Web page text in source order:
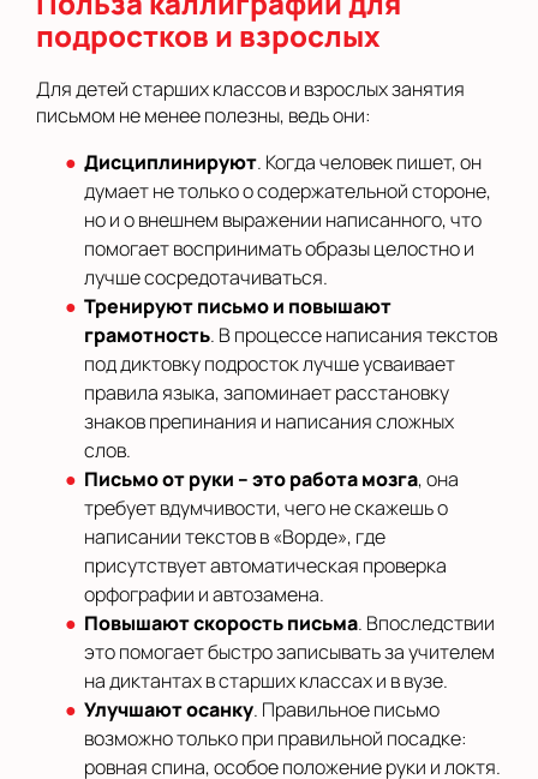
подростков и взрослых
Для детей старших классов и взрослых занятия
письмом не менее полезны, ведь они:
Дисциплинируют. Когда человек пишет, он
думает не только о содержательной стороне,
но и о внешнем выражении написанного, что
помогает воспринимать образы целостно и
лучше сосредотачиваться.
Тренируют письмо и повышают
грамотность. В процессе написания текстов
под диктовку подросток лучше усваивает
правила языка, запоминает расстановку
знаков препинания и написания сложных
слов.
Письмо от руки – это работа мозга, она
требует вдумчивости, чего не скажешь о
написании текстов в «Ворде», где
присутствует автоматическая проверка
орфографии и автозамена.
Повышают скорость письма. Впоследствии
это помогает быстро записывать за учителем
на диктантах в старших классах и в вузе.
Улучшают осанку. Правильное письмо
возможно только при правильной посадке:
ровная спина, особое положение руки и локтя.